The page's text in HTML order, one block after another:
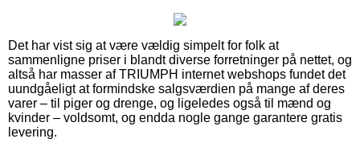
Det har vist sig at være vældig simpelt for folk at
sammenligne priser i blandt diverse forretninger på nettet, og
altså har masser af TRIUMPH internet webshops fundet det
uundgåeligt at formindske salgsværdien på mange af deres
varer – til piger og drenge, og ligeledes også til mænd og
kvinder – voldsomt, og endda nogle gange garantere gratis
levering.